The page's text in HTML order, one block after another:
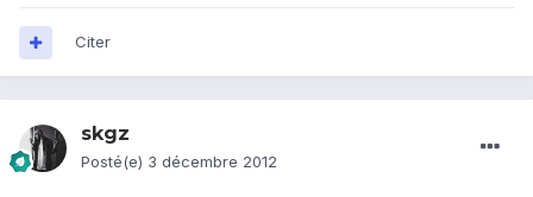
Citer
skgz
Posté(e) 3 décembre 2012